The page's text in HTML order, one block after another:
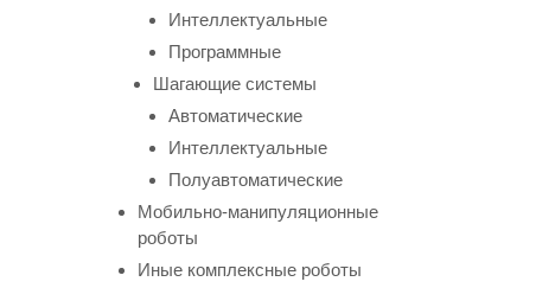
Интеллектуальные
Программные
Шагающие системы
Автоматические
Интеллектуальные
Полуавтоматические
Мобильно-манипуляционные
роботы
Иные комплексные роботы